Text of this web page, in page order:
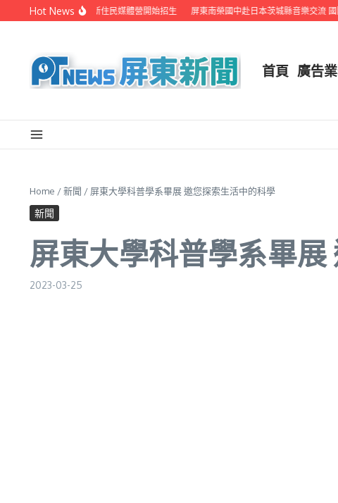
Skip to content
Hot News
手在地電視業者 辦新住民媒體營開始招生 屏東南榮國中赴日本茨城縣音樂交流 國際
首頁 廣告
Home /新聞 / 屏東大學科普學系畢展 邀您探索生活中的科學
新聞
屏東大學科普學系畢
2023-03-25